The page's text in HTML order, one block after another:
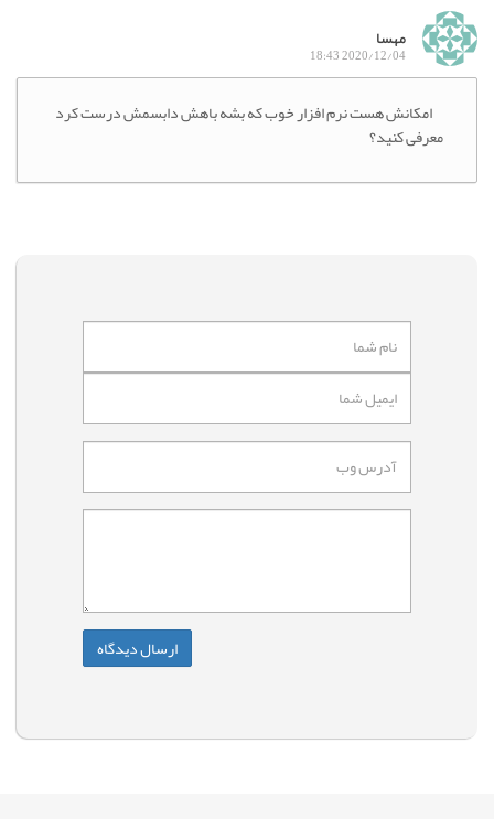
مهسا
2020/12/04 18:43
امکانش هست نرم افزار خوب که بشه باهش دابسمش درست کرد
معرفی کنید؟